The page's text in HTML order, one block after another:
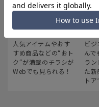
最新のお買い得情報
人気アイテムやおす
すめ商品などの“おト
ク“が満載のチラシが
Webでも見られる！
ビ
んで
ラ
た新
ト